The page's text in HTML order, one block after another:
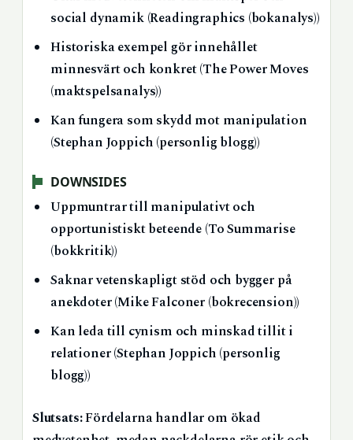
social dynamik (Readingraphics (bokanalys))
Historiska exempel gör innehållet
minnesvärt och konkret (The Power Moves
(maktspelsanalys))
Kan fungera som skydd mot manipulation
(Stephan Joppich (personlig blogg))
DOWNSIDES
Uppmuntrar till manipulativt och
opportunistiskt beteende (To Summarise
(bokkritik))
Saknar vetenskapligt stöd och bygger på
anekdoter (Mike Falconer (bokrecension))
Kan leda till cynism och minskad tillit i
relationer (Stephan Joppich (personlig
blogg))
Slutsats:Fördelarna handlar om ökad